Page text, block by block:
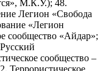
М.К.У.); 48.
Легион «Свобода
«Легион
сообщество «Айдар»;
сообщество –
Террористическое